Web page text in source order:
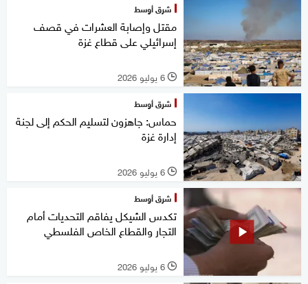
شرق أوسط
مقتل وإصابة العشرات في قصف
إسرائيلي على قطاع غزة
l 6 يوليو 2026
شرق أوسط
حماس: جاهزون لتسليم الحكم إلى لجنة
إدارة غزة
l 6 يوليو 2026
شرق أوسط
تكدس الشيكل يفاقم التحديات أمام
التجار والقطاع الخاص الفلسطي
l 6 يوليو 2026